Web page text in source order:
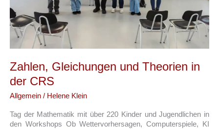
Zahlen, Gleichungen und Theorien in
der CRS
Allgemein / Helene Klein
Tag der Mathematik mit über 220 Kinder und Jugendlichen in
den Workshops Ob Wettervorhersagen, Computerspiele, KI